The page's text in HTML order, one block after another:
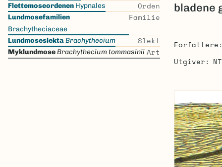
Flettemoseordenen Hypnales Orden
Lundmosefamilien
Brachytheciaceae
Familie
LundmoseslektaBrachythecium Slekt
MyklundmoseBrachythecium tommasinii Art
bladene
Forfattere
Utgiver